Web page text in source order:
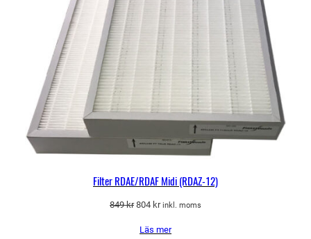
Filter RDAE/RDAF Midi (RDAZ-12)
849kr Det
priset
804 krDet
priset
inkl. moms
Läs mer